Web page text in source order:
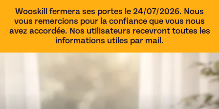
Wooskill fermera ses portes le 24/07/2026. Nous
vous remercions pour la confiance que vous nous
avez accordée. Nos utilisateurs recevront toutes les
informations utiles par mail.